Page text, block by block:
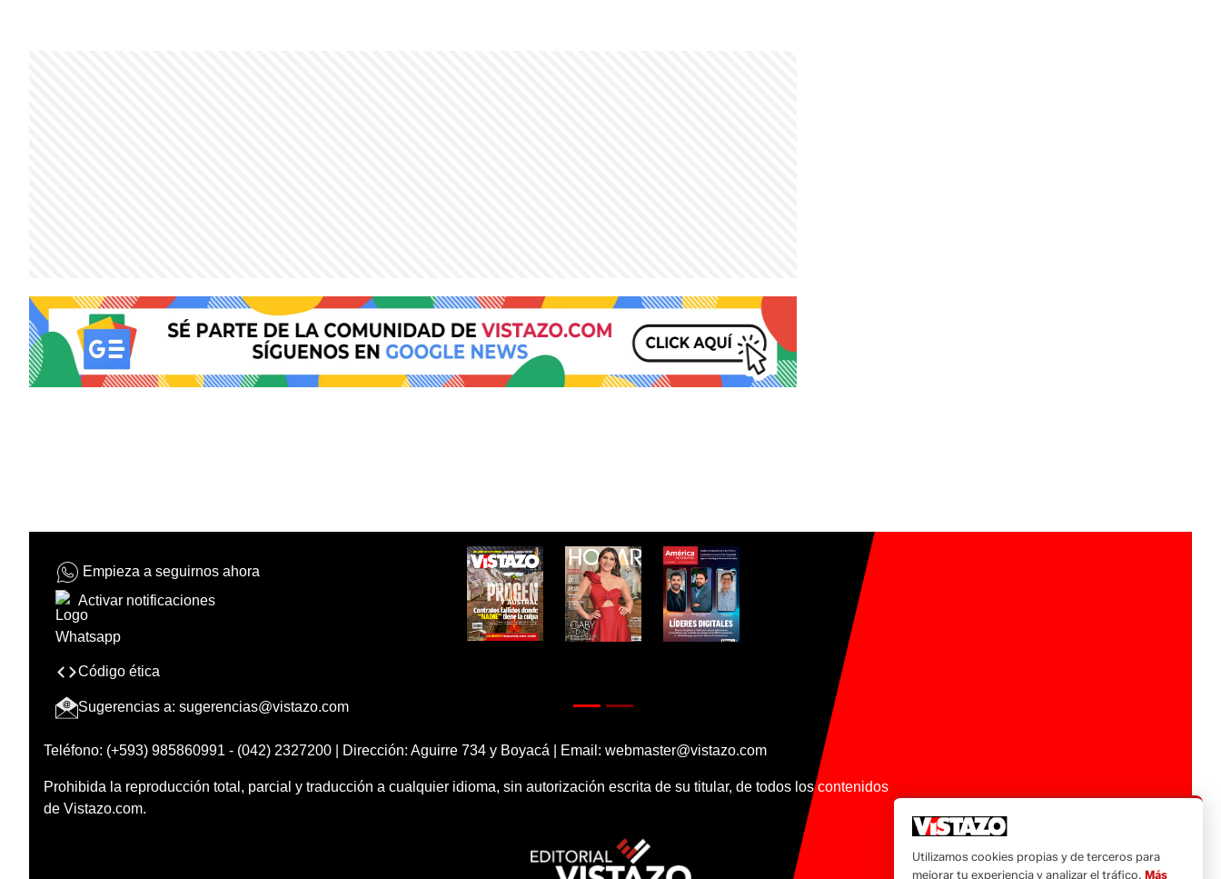
Empieza a seguirnos ahora
Activar notificaciones
Código ética
Sugerencias a: sugerencias@vistazo.com
Teléfono: (+593) 985860991 - (042) 2327200 | Dirección: Aguirre 734 y Boyacá | Email: webmaster@vistazo.com
Prohibida la reproducción total, parcial y traducción a cualquier idioma, sin autorización escrita de su titular, de todos los contenidos
de Vistazo.com.
Utilizamos cookies propias y de terceros para
mejorar tu experiencia y analizar el tráfico. Más